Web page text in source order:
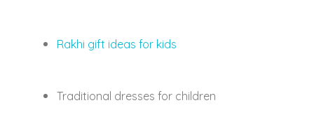
Rakhi gift ideas for kids
Traditional dresses for children